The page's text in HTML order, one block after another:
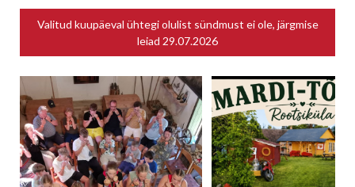
Valitud kuupäeval ühtegi olulist sündmust ei ole, järgmise
leiad 29.07.2026